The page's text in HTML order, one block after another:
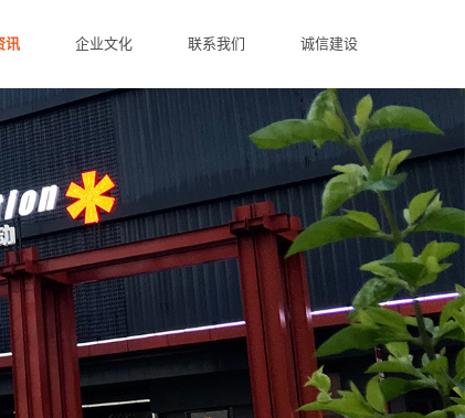
讯 企业文化 联系我们 诚信建设